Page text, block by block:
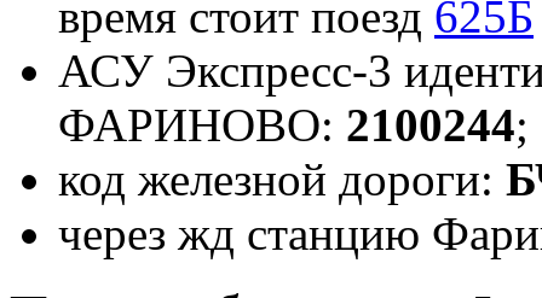
время стоит поезд 625Б
АСУ Экспресс-3
ФАРИНОВО: 2100244;
код железной дороги:
через жд станцию